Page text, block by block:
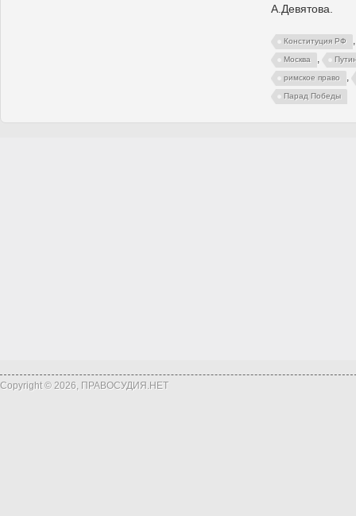
А.Девятова.
Конституция РФ
Москва ,
римское право ,
Парад Победы
Copyright © 2026, ПРАВОСУДИЯ.НЕТ